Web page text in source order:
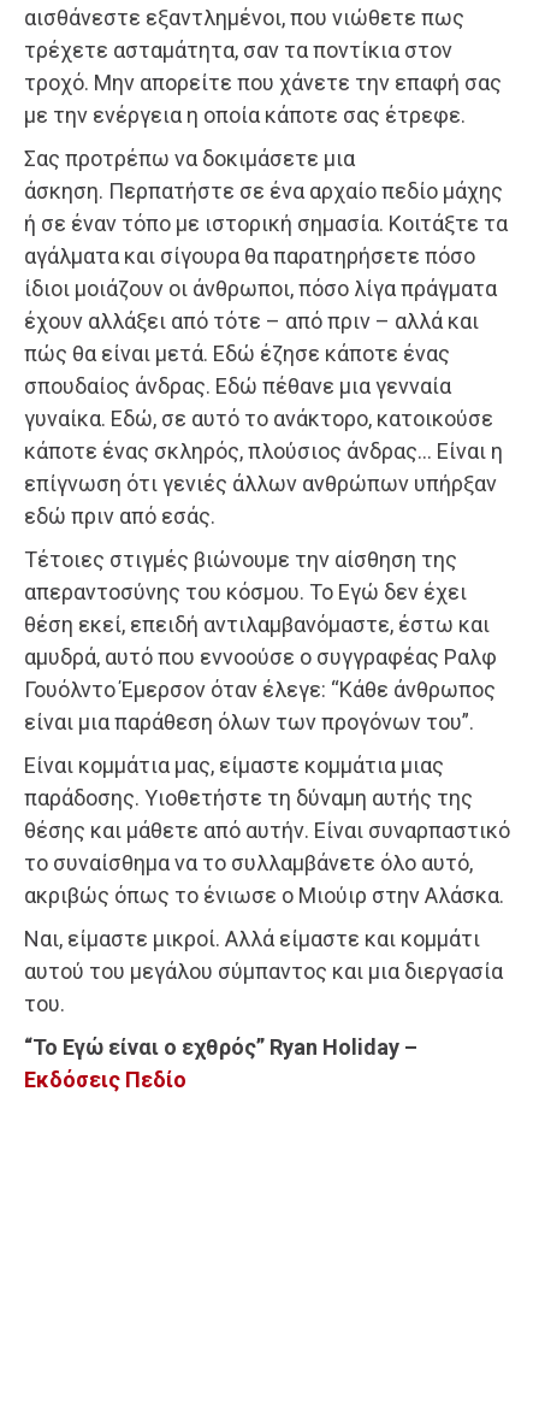
αισθάνεστε εξαντλημένοι, που νιώθετε πως
τρέχετε ασταμάτητα, σαν τα ποντίκια στον
τροχό. Μην απορείτε που χάνετε την επαφή σας
με την ενέργεια η οποία κάποτε σας έτρεφε.
Σας προτρέπω να δοκιμάσετε μια
άσκηση. Περπατήστε σε ένα αρχαίο πεδίο μάχης
ή σε έναν τόπο με ιστορική σημασία. Κοιτάξτε τα
αγάλματα και σίγουρα θα παρατηρήσετε πόσο
ίδιοι μοιάζουν οι άνθρωποι, πόσο λίγα πράγματα
έχουν αλλάξει από τότε – από πριν – αλλά και
πώς θα είναι μετά. Εδώ έζησε κάποτε ένας
σπουδαίος άνδρας. Εδώ πέθανε μια γενναία
γυναίκα. Εδώ, σε αυτό το ανάκτορο, κατοικούσε
κάποτε ένας σκληρός, πλούσιος άνδρας… Είναι η
επίγνωση ότι γενιές άλλων ανθρώπων υπήρξαν
εδώ πριν από εσάς.
Τέτοιες στιγμές βιώνουμε την αίσθηση της
απεραντοσύνης του κόσμου. Το Εγώ δεν έχει
θέση εκεί, επειδή αντιλαμβανόμαστε, έστω και
αμυδρά, αυτό που εννοούσε ο συγγραφέας Ραλφ
Γουόλντο Έμερσον όταν έλεγε: “Κάθε άνθρωπος
είναι μια παράθεση όλων των προγόνων του”.
Είναι κομμάτια μας, είμαστε κομμάτια μιας
παράδοσης. Υιοθετήστε τη δύναμη αυτής της
θέσης και μάθετε από αυτήν. Είναι συναρπαστικό
το συναίσθημα να το συλλαμβάνετε όλο αυτό,
ακριβώς όπως το ένιωσε ο Μιούιρ στην Αλάσκα.
Ναι, είμαστε μικροί. Αλλά είμαστε και κομμάτι
αυτού του μεγάλου σύμπαντος και μια διεργασία
του.
“Το Εγώ είναι ο εχθρός” Ryan Holiday –
Εκδόσεις Πεδίο